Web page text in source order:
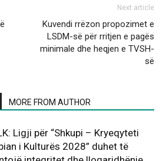
Next article
Kuvendi rrëzon propozimet e
LSDM-së për rritjen e pagës
minimale dhe heqjen e TVSH-
së
MORE FROM AUTHOR
Ligji për “Shkupi – Kryeqyteti
i Kulturës 2028” duhet të